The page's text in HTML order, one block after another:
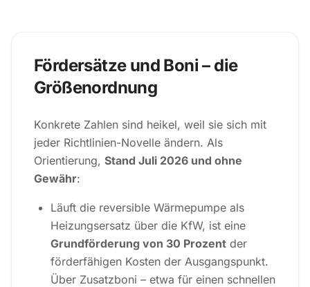
Fördersätze und Boni – die
Größenordnung
Konkrete Zahlen sind heikel, weil sie sich mit
jeder Richtlinien-Novelle ändern. Als
Orientierung, Stand Juli 2026 und ohne
Gewähr:
Läuft die reversible Wärmepumpe als
Heizungsersatz über die KfW, ist eine
Grundförderung von 30 Prozent der
förderfähigen Kosten der Ausgangspunkt.
Über Zusatzboni – etwa für einen schnellen